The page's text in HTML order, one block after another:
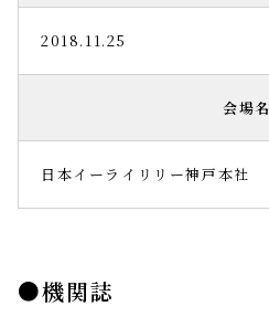
2018.11.25
会場名
日本イーライリリー神戸本社
機関誌